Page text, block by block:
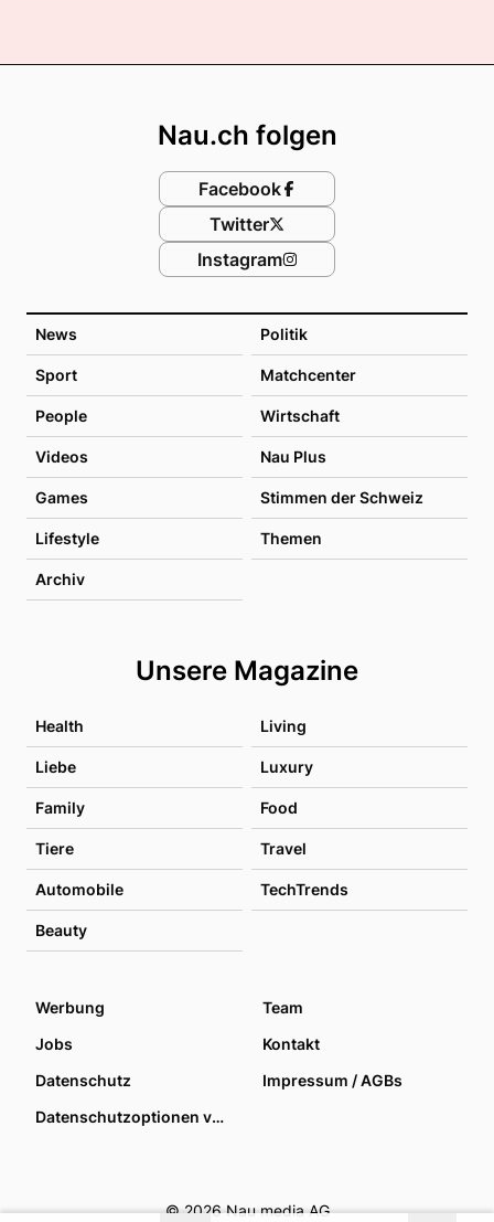
News Politik
Sport Matchcenter
People Wirtschaft
Videos Nau Plus
Games Stimmen der Schweiz
Lifestyle Themen
Archiv
Unsere Magazine
Health Living
Liebe Luxury
Family Food
Tiere Travel
Automobile TechTrends
Beauty
Nau.ch folgen
Facebook
Twitter
Instagram
Werbung
Team
Jobs
Kontakt
Datenschutz
Impressum / AGBs
Datenschutzoptionen verwalten
© 2026 Nau media AG